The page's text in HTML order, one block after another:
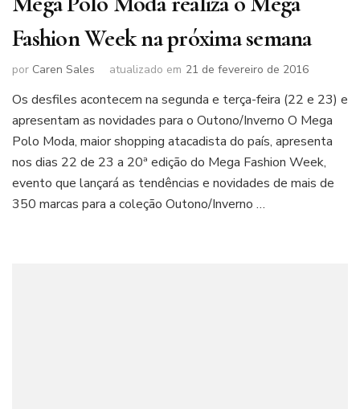
Fashion Week na próxima semana
por Caren Sales atualizado em 21 de fevereiro de 2016
Os desfiles acontecem na segunda e terça-feira (22 e 23) e
apresentam as novidades para o Outono/Inverno O Mega
Polo Moda, maior shopping atacadista do país, apresenta
nos dias 22 de 23 a 20ª edição do Mega Fashion Week,
evento que lançará as tendências e novidades de mais de
350 marcas para a coleção Outono/Inverno …